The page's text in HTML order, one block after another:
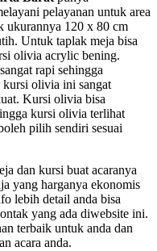
pelayanan untuk area
ukurannya 120 x 80 cm
Untuk taplak meja bisa
olivia acrylic bening.
rapi sehingga
kursi olivia ini sangat
Kursi olivia bisa
kursi olivia terlihat
pilih sendiri sesuai
dan kursi buat acaranya
yang harganya ekonomis
lebih detail anda bisa
yang ada diwebsite ini.
terbaik untuk anda dan
acara anda.